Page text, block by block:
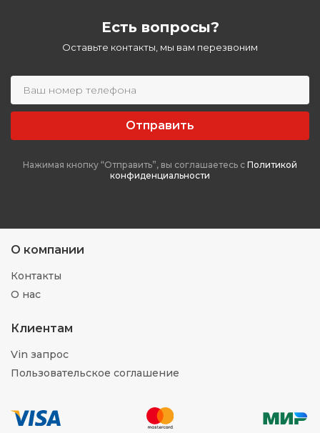
Есть вопросы?
Оставьте контакты, мы вам перезвоним
Отправить
Нажимая кнопку “Отправить”, вы соглашаетесь с Политикой
конфиденциальности
О компании
Контакты
О нас
Клиентам
Vin запрос
Пользовательское соглашение